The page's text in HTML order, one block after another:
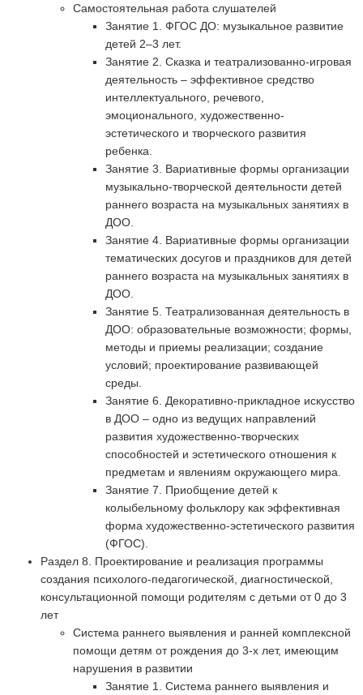
Самостоятельная работа слушателей
Занятие 1. ФГОС ДО: музыкальное развитие
детей 2–3 лет.
Занятие 2. Сказка и театрализованно-игровая
деятельность – эффективное средство
интеллектуального, речевого,
эмоционального, художественно-
эстетического и творческого развития
ребенка.
Занятие 3. Вариативные формы организации
музыкально-творческой деятельности детей
раннего возраста на музыкальных занятиях в
ДОО.
Занятие 4. Вариативные формы организации
тематических досугов и праздников для детей
раннего возраста на музыкальных занятиях в
ДОО.
Занятие 5. Театрализованная деятельность в
ДОО: образовательные возможности; формы,
методы и приемы реализации; создание
условий; проектирование развивающей
среды.
Занятие 6. Декоративно-прикладное искусство
в ДОО – одно из ведущих направлений
развития художественно-творческих
способностей и эстетического отношения к
предметам и явлениям окружающего мира.
Занятие 7. Приобщение детей к
колыбельному фольклору как эффективная
форма художественно-эстетического развития
(ФГОС).
Раздел 8. Проектирование и реализация программы
создания психолого-педагогической, диагностической,
консультационной помощи родителям с детьми от 0 до 3
лет
Система раннего выявления и ранней комплексной
помощи детям от рождения до 3-х лет, имеющим
нарушения в развитии
Занятие 1. Система раннего выявления и